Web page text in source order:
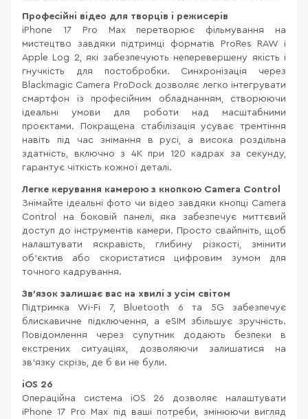
Професійні відео для творців і режисерів
iPhone 17 Pro Max перетворює фільмування на
мистецтво завдяки підтримці форматів ProRes RAW і
Apple Log 2, які забезпечують неперевершену якість і
гнучкість для постобробки. Синхронізація через
Blackmagic Camera ProDock дозволяє легко інтегрувати
смартфон із професійним обладнанням, створюючи
ідеальні умови для роботи над масштабними
проєктами. Покращена стабілізація усуває тремтіння
навіть під час знімання в русі, а висока роздільна
здатність, включно з 4K при 120 кадрах за секунду,
гарантує чіткість кожної деталі.
Легке керування камерою з кнопкою Camera Control
Знімайте ідеальні фото чи відео завдяки кнопці Camera
Control на боковій панелі, яка забезпечує миттєвий
доступ до інструментів камери. Просто свайпніть, щоб
налаштувати яскравість, глибину різкості, змінити
об’єктив або скористатися цифровим зумом для
точного кадрування.
Зв'язок залишає вас на хвилі з усім світом
Підтримка Wi-Fi 7, Bluetooth 6 та 5G забезпечує
блискавичне підключення, а eSIM збільшує зручність.
Повідомлення через супутник додають безпеки в
екстрених ситуаціях, дозволяючи залишатися на
зв'язку скрізь, де б ви не були.
iOS 26
Операційна система iOS 26 дозволяє налаштувати
iPhone 17 Pro Max під ваші потреби, змінюючи вигляд